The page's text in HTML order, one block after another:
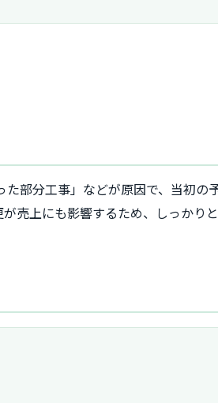
部分工事」などが原因で、当初の
売上にも影響するため、しっかり